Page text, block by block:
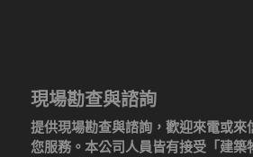
現場勘查與諮詢
提供現場勘查與諮詢，歡迎來電或來
您服務。本公司人員皆有接受「建築